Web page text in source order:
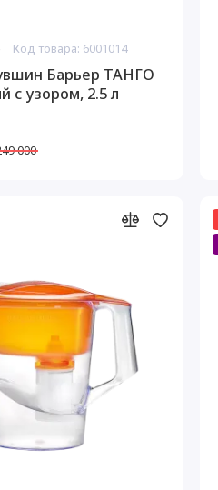
Код товара: 6001014
Барьер ТАНГО
с узором, 2.5 л
000